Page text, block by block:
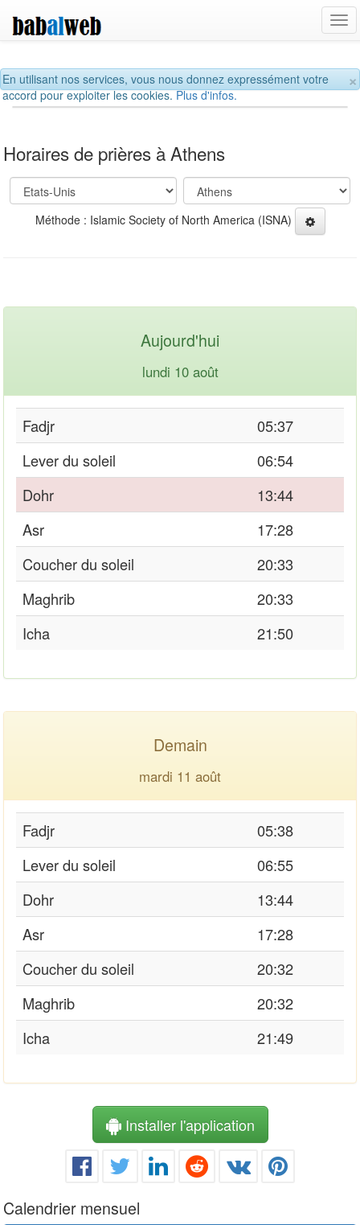
×
En utilisant nos services, vous nous donnez expressément votre
accord pour exploiter les cookies.Plus d'infos.
Horaires de prières à Athens
Méthode : Islamic Society of North America (ISNA)
Aujourd'hui
lundi 10 août
Fadjr
05:37
Lever du soleil
06:54
Dohr
13:44
Asr
17:28
Coucher du soleil
20:33
Maghrib
20:33
Icha
21:50
Demain
mardi 11 août
Fadjr
05:38
Lever du soleil
06:55
Dohr
13:44
Asr
17:28
Coucher du soleil
20:32
Maghrib
20:32
Icha
21:49
Installer l'application
Calendrier mensuel